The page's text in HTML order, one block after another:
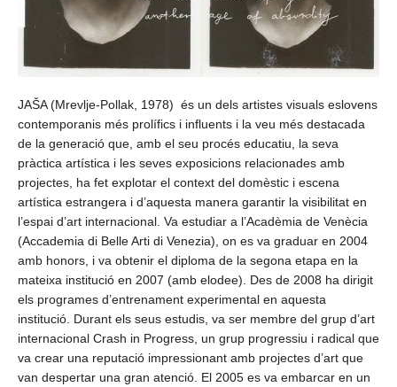
JAŠA (Mrevlje-Pollak, 1978) és un dels artistes visuals eslovens
contemporanis més prolífics i influents i la veu més destacada
de la generació que, amb el seu procés educatiu, la seva
pràctica artística i les seves exposicions relacionades amb
projectes, ha fet explotar el context del domèstic i escena
artística estrangera i d’aquesta manera garantir la visibilitat en
l’espai d’art internacional. Va estudiar a l’Acadèmia de Venècia
(Accademia di Belle Arti di Venezia), on es va graduar en 2004
amb honors, i va obtenir el diploma de la segona etapa en la
mateixa institució en 2007 (amb elodee). Des de 2008 ha dirigit
els programes d’entrenament experimental en aquesta
institució. Durant els seus estudis, va ser membre del grup d’art
internacional Crash in Progress, un grup progressiu i radical que
va crear una reputació impressionant amb projectes d’art que
van despertar una gran atenció. El 2005 es va embarcar en un